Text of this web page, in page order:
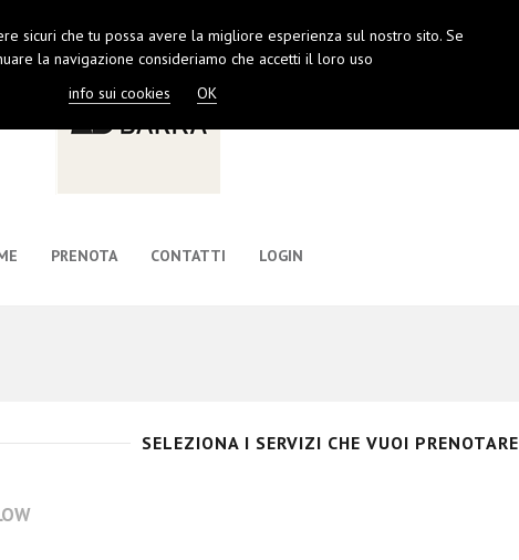
PRENOTA CONTATTI LOGIN
SELEZIONA I SERVIZI CHE VUOI PRENOTARE
sicuri che tu possa avere la migliore esperienza sul nostro sito. Se
la navigazione consideriamo che accetti il loro uso
info sui cookies
OK